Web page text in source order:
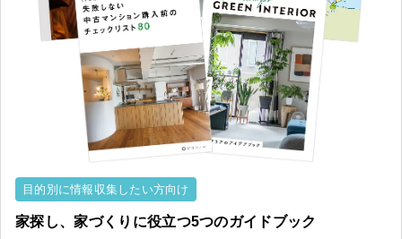
目的別に情報収集したい方向け
家探し、家づくりに役立つ5つのガイドブック